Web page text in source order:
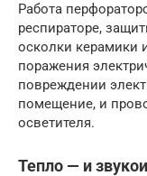
Работа
респираторе,
осколки керамики
поражения
повреждении
помещение, и
осветителя.
Тепло — и